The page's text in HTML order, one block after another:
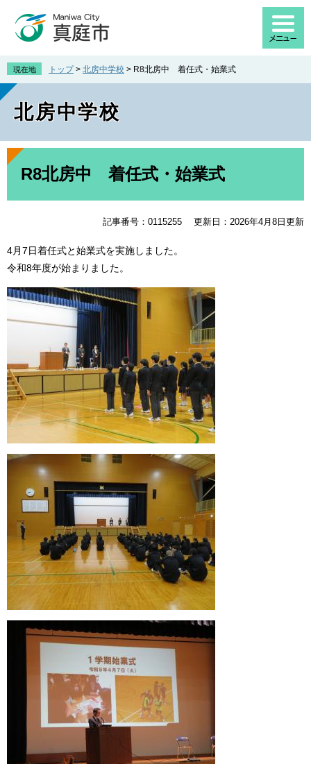
先
で
を
ば
へ
現在地 トップ > 北房中学校 > R8北房中 着任式・始業式
北房中学校
本
R8北房中 着任式・始業式
記事番号：0115255 更新日：2026年4月8日更新
4月7日着任式と始業式を実施しました。
令和8年度が始まりました。